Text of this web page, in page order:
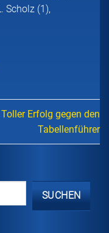
Scholz (1),
Erfolg gegen den
Tabellenführer
SUCHEN